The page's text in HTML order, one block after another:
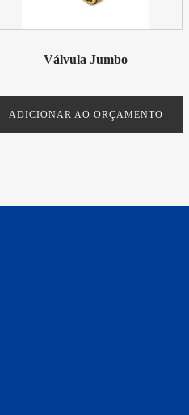
Válvula Jumbo
ADICIONAR AO ORÇAMENTO